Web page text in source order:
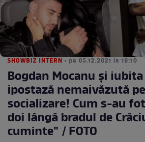
SHOWBIZ INTERN • pe 05.12.2021 la 19:10
Bogdan Mocanu și
ipostază nemaivăzută
socializare! Cum s-au
doi lângă bradul de
cuminte" / FOTO